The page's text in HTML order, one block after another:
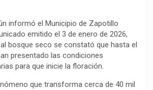
informó el Municipio de Zapotillo
emitido el 3 de enero de 2026,
bosque seco se constató que hasta el
presentado las condiciones
para que inicie la floración.
que transforma cerca de 40 mil